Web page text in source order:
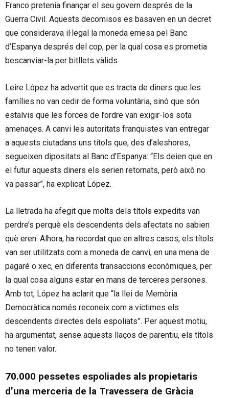
Franco pretenia finançar el seu govern després de la
Guerra Civil. Aquests decomisos es basaven en un decret
que considerava il·legal la moneda emesa pel Banc
d’Espanya després del cop, per la qual cosa es prometia
bescanviar-la per bitllets vàlids.
Leire López ha advertit que es tracta de diners que les
famílies no van cedir de forma voluntària, sinó que són
estalvis que les forces de l’ordre van exigir-los sota
amenaçes. A canvi les autoritats franquistes van entregar
a aquests ciutadans uns títols que, des d’aleshores,
segueixen dipositats al Banc d’Espanya: “Els deien que en
el futur aquests diners els serien retornats, però això no
va passar”, ha explicat López.
La lletrada ha afegit que molts dels títols expedits van
perdre’s perquè els descendents dels afectats no sabien
què eren. Alhora, ha recordat que en altres casos, els títols
van ser utilitzats com a moneda de canvi, en una mena de
pagaré o xec, en diferents transaccions econòmiques, per
la qual cosa alguns estar en mans de terceres persones.
Amb tot, López ha aclarit que “la llei de Memòria
Democràtica només reconeix com a víctimes els
descendents directes dels espoliats”. Per aquest motiu,
ha argumentat, sense aquests llaços de parentiu, els títols
no tenen valor.
70.000 pessetes espoliades als propietaris
d’una merceria de la Travessera de Gràcia